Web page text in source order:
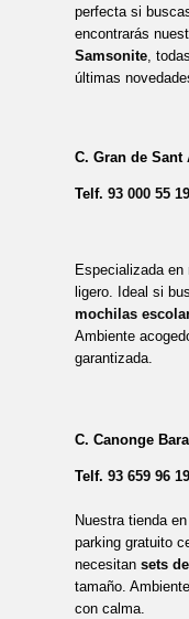
perfecta si
encontrarás
Samsonite,
últimas
C. Gran de Sant
Telf. 93 000 55 19
Especializada en
ligero. Ideal si
mochilas
Ambiente
garantizada.
C. Canonge
Telf. 93 659 96 19
Nuestra tienda
parking gratuito
necesitan sets
tamaño.
con calma.